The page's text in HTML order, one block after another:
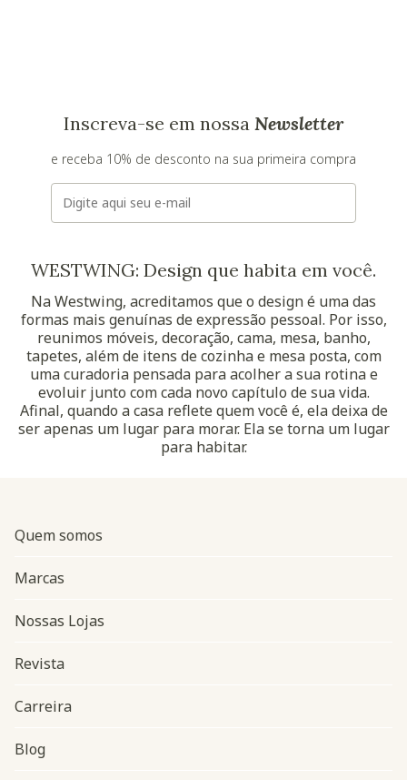
Inscreva-se em nossa Newsletter
e receba 10% de desconto na sua primeira compra
E-mail
WESTWING: Design que habita em você.
Na Westwing, acreditamos que o design é uma das
formas mais genuínas de expressão pessoal. Por isso,
reunimos móveis, decoração, cama, mesa, banho,
tapetes, além de itens de cozinha e mesa posta, com
uma curadoria pensada para acolher a sua rotina e
evoluir junto com cada novo capítulo de sua vida.
Afinal, quando a casa reflete quem você é, ela deixa de
ser apenas um lugar para morar. Ela se torna um lugar
para habitar.
Navegação do rodapé
Quem somos
Marcas
Nossas Lojas
Revista
Carreira
Blog